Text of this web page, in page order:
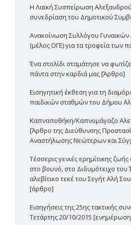
Η Λαϊκή Συσπείρωση
συνεδρίαση του Δημοτικού
Ανακοίνωση Συλλόγου
(μέλος ΟΓΕ) για τα τροφεία των
Ένα στολίδι σταμάτησε να
πάντα στην καρδιά μας [Άρθρο]
Εισηγητική έκθεση για τη
παιδικών σταθμών του Δήμου
Καπναποθήκη/Καπνομάγαζο
[Άρθρο της Διεύθυνσης
Αναστήλωσης Νεώτερων και
Τέσσερις γενιές ερημίτικης
στο βουνό, στο Διδυμότειχο του
αλεβίτικο τεκέ του Σεγήτ Αλή
[άρθρο]
Εισηγήσεις της 25ης τακτικής
Τετάρτης 20/10/2015